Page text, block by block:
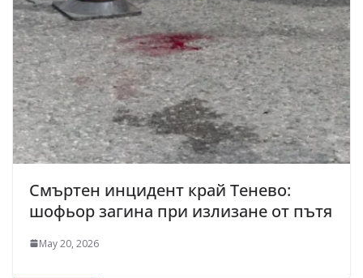
Смъртен инцидент край Тенево:
шофьор загина при излизане от пътя
May 20, 2026